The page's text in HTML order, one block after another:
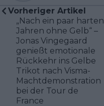
Vorheriger Artikel
„Nach ein paar harten
Jahren ohne Gelb“ –
Jonas Vingegaard
genießt emotionale
Rückkehr ins Gelbe
Trikot nach Visma-
Machtdemonstration
bei der Tour de
France